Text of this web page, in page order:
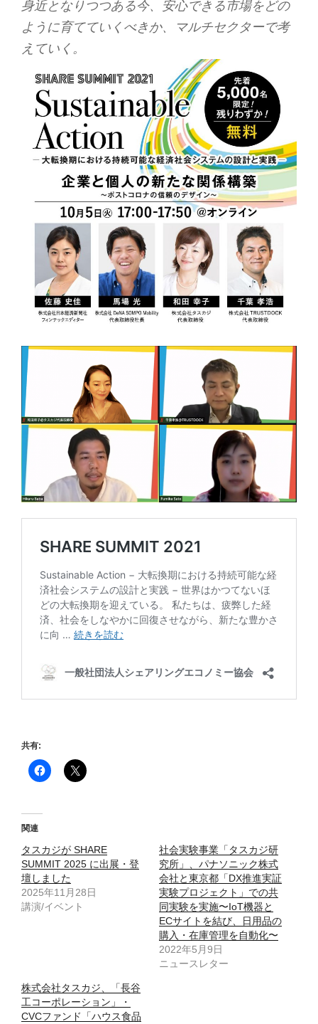
身近となりつつある今、安心できる市場をどの
ように育てていくべきか、マルチセクターで考
えていく。
共有:
関連
タスカジが SHARE
SUMMIT 2025 に出展・登
壇しました
2025年11月28日
講演/イベント
社会実験事業「タスカジ研
究所」、パナソニック株式
会社と東京都「DX推進実証
実験プロジェクト」での共
同実験を実施〜IoT機器と
ECサイトを結び、日用品の
購入・在庫管理を自動化〜
2022年5月9日
ニュースレター
株式会社タスカジ、「長谷
工コーポレーション」・
CVCファンド「ハウス食品